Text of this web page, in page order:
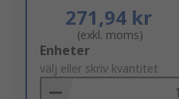
271,94 kr
(exkl. moms)
Add
to
Basket
Enheter
välj eller skriv kvantitet